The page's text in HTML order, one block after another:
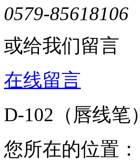
0579-85618106
或给我们留言
在线留言
D-102（唇线笔）
您所在的位置：